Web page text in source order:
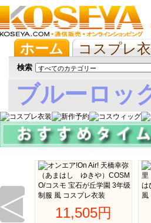
ホーム コスプレ
抱き枕/布団/シーツ
検索
ブルーロッ
娘
◁ 11,505円